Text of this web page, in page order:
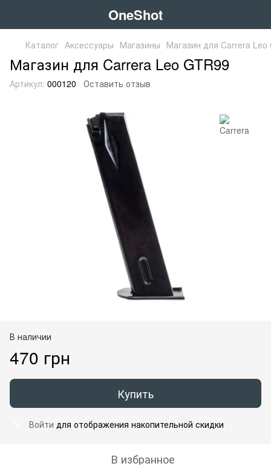
OneShot
Каталог Аксессуары Магазины Магазин для Carrera Leo
Магазин для Carrera Leo GTR99
Артикул: 000120 Оставить отзыв
В наличии
470 грн
Купить
Войти для отображения накопительной скидки
В избранное